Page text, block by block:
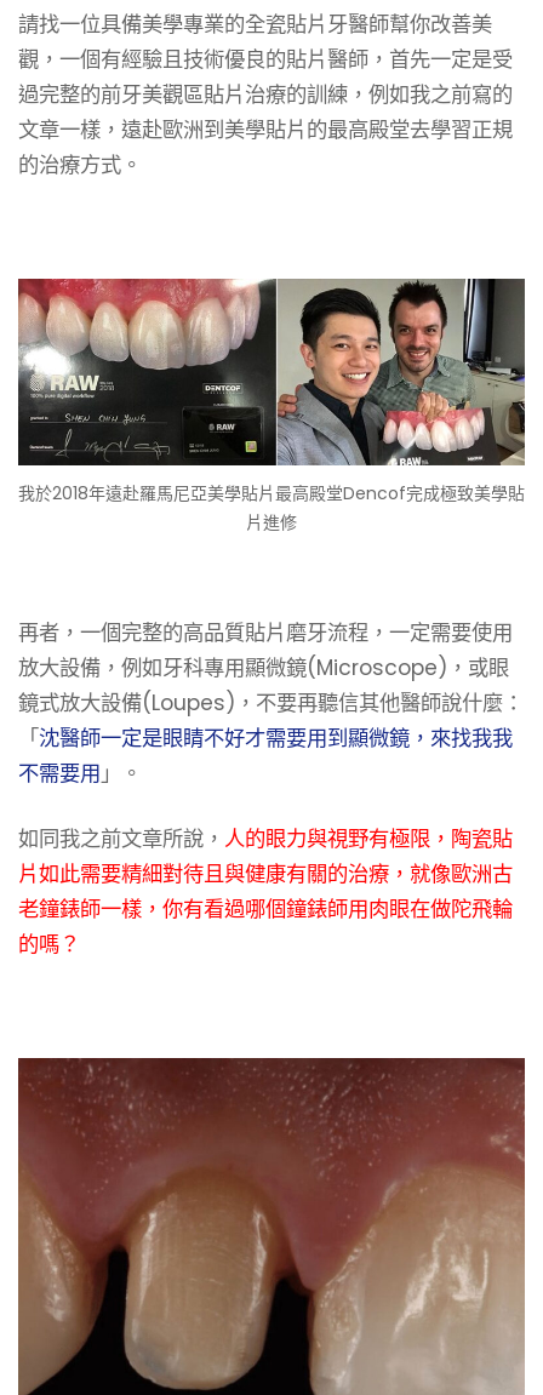
請找一位具備美學專業的全瓷貼片牙醫師幫你改善美
觀，一個有經驗且技術優良的貼片醫師，首先一定是受
過完整的前牙美觀區貼片治療的訓練，例如我之前寫的
文章一樣，遠赴歐洲到美學貼片的最高殿堂去學習正規
的治療方式。
我於2018年遠赴羅馬尼亞美學貼片最高殿堂Dencof完成極致美學貼
片進修
再者，一個完整的高品質貼片磨牙流程，一定需要使用
放大設備，例如牙科專用顯微鏡(Microscope)，或眼
鏡式放大設備(Loupes)，不要再聽信其他醫師說什麼：
「沈醫師一定是眼睛不好才需要用到顯微鏡，來找我我
不需要用」。
如同我之前文章所說， 人的眼力與視野有極限，陶瓷貼
片如此需要精細對待且與健康有關的治療，就像歐洲古
老鐘錶師一樣，你有看過哪個鐘錶師用肉眼在做陀飛輪
的嗎？